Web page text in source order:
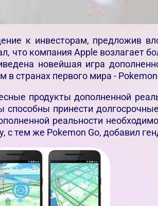
к инвесторам, предложив
что компания Apple возлагает
новейшая игра
странах первого мира - Pokemon
продукты дополненной
способны принести
реальности
с тем же Pokemon Go, добавил